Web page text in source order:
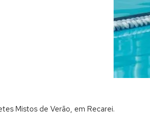
Mistos de Verão, em Recarei.